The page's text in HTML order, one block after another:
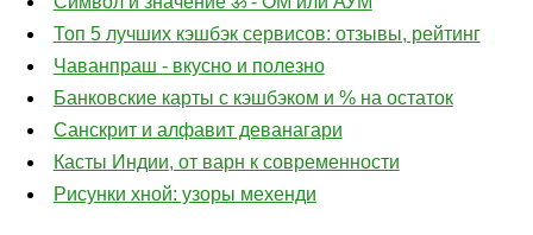
Топ 5 лучших кэшбэк сервисов: отзывы, рейтинг
Чаванпраш - вкусно и полезно
Банковские карты с кэшбэком и % на остаток
Санскрит и алфавит деванагари
Касты Индии, от варн к современности
Рисунки хной: узоры мехенди